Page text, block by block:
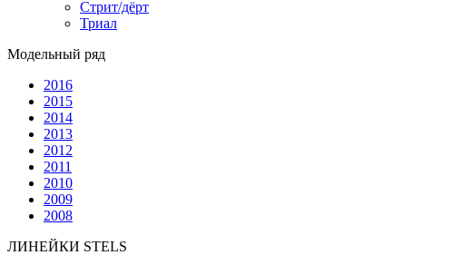
Стрит/дёрт
Триал
Модельный ряд
2016
2015
2014
2013
2012
2011
2010
2009
2008
ЛИНЕЙКИ STELS